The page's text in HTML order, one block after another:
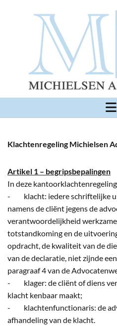
Klachtenregeling Michielsen
Artikel 1 – begripsbepalingen
In deze
- klacht: iedere schriftelijke
namens de cliënt jegens de
verantwoordelijkheid
totstandkoming en de
opdracht, de kwaliteit van de
van de declaratie, niet zijnde
paragraaf 4 van de
- klager: de cliënt of diens
klacht kenbaar maakt;
- klachtenfunctionaris: de
afhandeling van de klacht.